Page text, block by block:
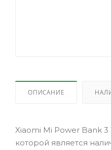
ОПИСАНИЕ
Xiaomi Mi Power Bank
которой является